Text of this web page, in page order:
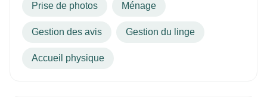
Prise de photos Ménage
Gestion des avis Gestion du linge
Accueil physique